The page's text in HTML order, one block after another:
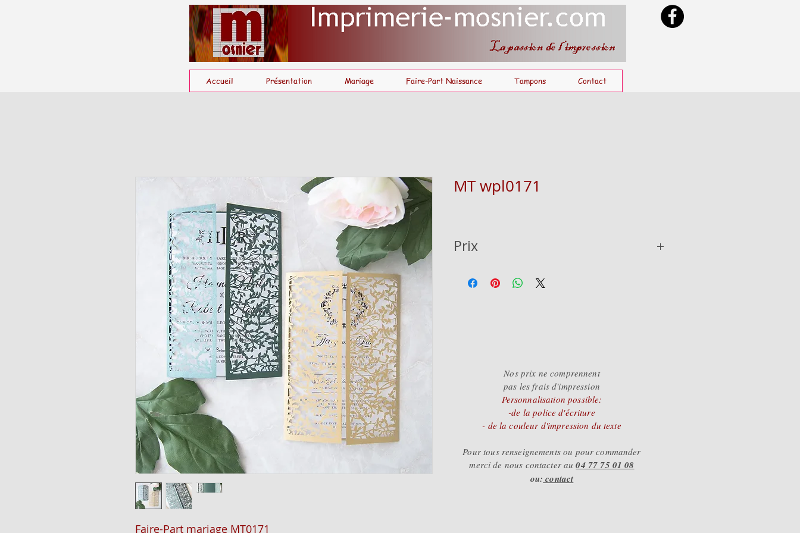
Accueil Présentation Mariage Faire-Part Naissance Tampons Contact
Faire-Part mariage MT0171
MT wpl0171
Prix
du faire-part et de l'encart,
Nos prix ne comprennent
pas les frais d'impression
Personnalisation possible:
-de la police d'écriture
- de la couleur d'impression du texte
Pour tous renseignements ou pour commander
merci de nous contacter au04 77 75 01 08
ou: contact